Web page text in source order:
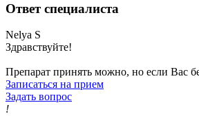
Ответ специалиста
Nelya S
Здравствуйте!
Препарат принять можно, но если Вас
Записаться на прием
Задать вопрос
!